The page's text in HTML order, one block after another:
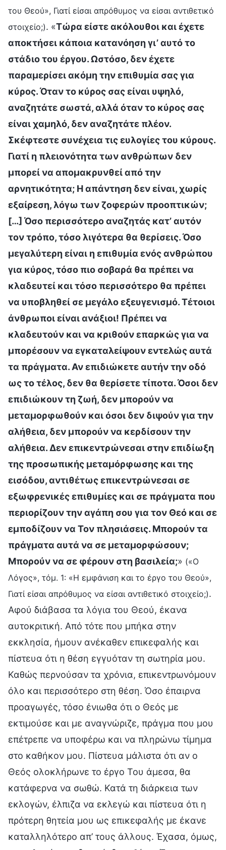
του Θεού», Γιατί είσαι απρόθυμος να είσαι αντιθετικό
στοιχείο;). «Τώρα είστε ακόλουθοι και έχετε
αποκτήσει κάποια κατανόηση γι’ αυτό το
στάδιο του έργου. Ωστόσο, δεν έχετε
παραμερίσει ακόμη την επιθυμία σας για
κύρος. Όταν το κύρος σας είναι υψηλό,
αναζητάτε σωστά, αλλά όταν το κύρος σας
είναι χαμηλό, δεν αναζητάτε πλέον.
Σκέφτεστε συνέχεια τις ευλογίες του κύρους.
Γιατί η πλειονότητα των ανθρώπων δεν
μπορεί να απομακρυνθεί από την
αρνητικότητα; Η απάντηση δεν είναι, χωρίς
εξαίρεση, λόγω των ζοφερών προοπτικών;
[…] Όσο περισσότερο αναζητάς κατ’ αυτόν
τον τρόπο, τόσο λιγότερα θα θερίσεις. Όσο
μεγαλύτερη είναι η επιθυμία ενός ανθρώπου
για κύρος, τόσο πιο σοβαρά θα πρέπει να
κλαδευτεί και τόσο περισσότερο θα πρέπει
να υποβληθεί σε μεγάλο εξευγενισμό. Τέτοιοι
άνθρωποι είναι ανάξιοι! Πρέπει να
κλαδευτούν και να κριθούν επαρκώς για να
μπορέσουν να εγκαταλείψουν εντελώς αυτά
τα πράγματα. Αν επιδιώκετε αυτήν την οδό
ως το τέλος, δεν θα θερίσετε τίποτα. Όσοι δεν
επιδιώκουν τη ζωή, δεν μπορούν να
μεταμορφωθούν και όσοι δεν διψούν για την
αλήθεια, δεν μπορούν να κερδίσουν την
αλήθεια. Δεν επικεντρώνεσαι στην επιδίωξη
της προσωπικής μεταμόρφωσης και της
εισόδου, αντιθέτως επικεντρώνεσαι σε
εξωφρενικές επιθυμίες και σε πράγματα που
περιορίζουν την αγάπη σου για τον Θεό και σε
εμποδίζουν να Τον πλησιάσεις. Μπορούν τα
πράγματα αυτά να σε μεταμορφώσουν;
Μπορούν να σε φέρουν στη βασιλεία;» («Ο
Λόγος», τόμ. 1: «Η εμφάνιση και το έργο του Θεού»,
Γιατί είσαι απρόθυμος να είσαι αντιθετικό στοιχείο;).
Αφού διάβασα τα λόγια του Θεού, έκανα
αυτοκριτική. Από τότε που μπήκα στην
εκκλησία, ήμουν ανέκαθεν επικεφαλής και
πίστευα ότι η θέση εγγυόταν τη σωτηρία μου.
Καθώς περνούσαν τα χρόνια, επικεντρωνόμουν
όλο και περισσότερο στη θέση. Όσο έπαιρνα
προαγωγές, τόσο ένιωθα ότι ο Θεός με
εκτιμούσε και με αναγνώριζε, πράγμα που μου
επέτρεπε να υποφέρω και να πληρώνω τίμημα
στο καθήκον μου. Πίστευα μάλιστα ότι αν ο
Θεός ολοκλήρωνε το έργο Του άμεσα, θα
κατάφερνα να σωθώ. Κατά τη διάρκεια των
εκλογών, έλπιζα να εκλεγώ και πίστευα ότι η
πρότερη θητεία μου ως επικεφαλής με έκανε
καταλληλότερο απ’ τους άλλους. Έχασα, όμως,